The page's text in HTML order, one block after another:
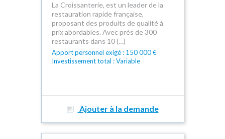
La Croissanterie, est un leader de la
restauration rapide française,
proposant des produits de qualité à
prix abordables. Avec près de 300
restaurants dans 10 (…)
Apport personnel exigé : 150 000 €
Investissement total : Variable
Ajouter à la demande